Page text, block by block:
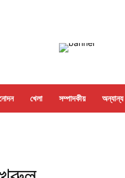
খেলা সম্পাদকীয় অন্যান্য